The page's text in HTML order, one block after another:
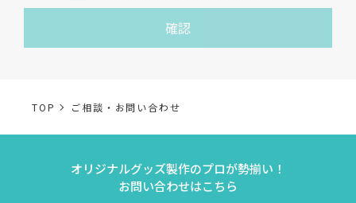
お客様の個人情報は、各種お問い合わせ対応のため、弊社
において正当な事業遂行の範囲内で利用いたします。
事業内容 個人情報の利用目的
受発注業務
当社通信販売における
確認
TOP ご相談・お問い合わせ
オリジナルグッズ製作のプロが勢揃い！
お問い合わせはこちら